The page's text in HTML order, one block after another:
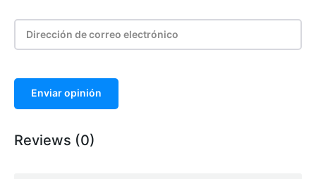
Enviar opinión
Reviews (0)